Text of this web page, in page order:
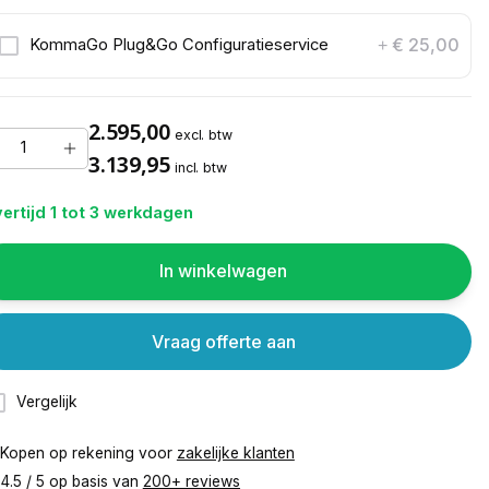
KommaGo Plug&Go Configuratieservice + € 25,00
2.595,00 excl. btw
3.139,95 incl. btw
1 tot 3 werkdagen
In winkelwagen
Vergelijk
Vraag offerte aan
Kopen op rekening voor zakelijke klanten
4.5 / 5 op basis van 200+ reviews